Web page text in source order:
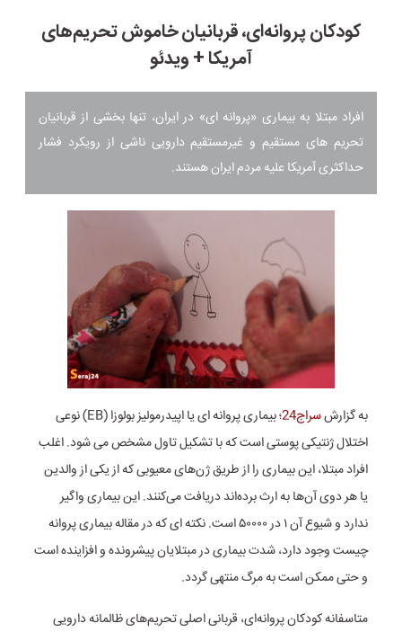
کودکان پروانه‌ای، قربانیان خاموش تحریم‌های
آمریکا + ویدئو
افراد مبتلا به بیماری «پروانه ای» در ایران، تنها بخشی از قربانیان
تحریم های مستقیم و غیرمستقیم دارویی ناشی از رویکرد فشار
حداکثری آمریکا علیه مردم ایران هستند.
به گزارشسراج24
؛ بیماری پروانه ای یا اپیدرمولیز بولوزا (EB) نوعی
اختلال ژنتیکی پوستی است که با تشکیل تاول مشخص می شود. اغلب
افراد مبتلا، این بیماری را از طریق ژن‌های معیوبی که از یکی از والدین
یا هر دوی آن‌ها به ارث برده‌اند دریافت می‌کنند. این بیماری واگیر
ندارد و شیوع آن ۱ در ۵۰۰۰۰ است. نکته ای که در مقاله بیماری پروانه
چیست وجود دارد، شدت بیماری در مبتلایان پیشرونده و افزاینده است
و حتی ممکن است به مرگ منتهی گردد.
متاسفانه کودکان پروانه‌ای، قربانی اصلی تحریم‌های ظالمانه دارویی